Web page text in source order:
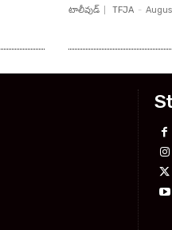
టాలీవుడ్ TFJA -